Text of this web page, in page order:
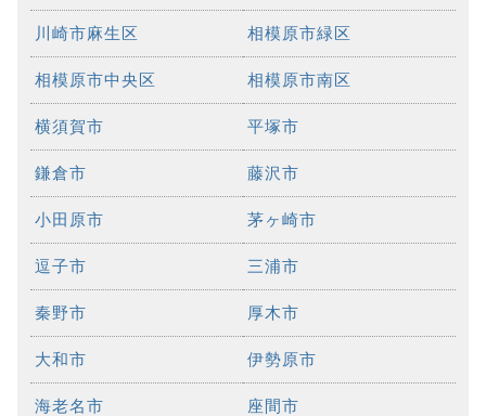
川崎市麻生区 相模原市緑区
相模原市中央区 相模原市南区
横須賀市 平塚市
鎌倉市 藤沢市
小田原市 茅ヶ崎市
逗子市 三浦市
秦野市 厚木市
大和市 伊勢原市
海老名市 座間市